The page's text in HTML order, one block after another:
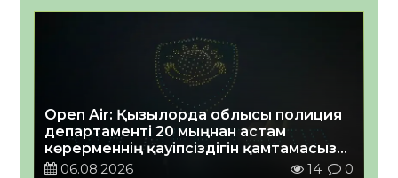
Open Air: Қызылорда облысы полиция
департаменті 20 мыңнан астам
көрерменнің қауіпсіздігін қамтамасыз
етті06.08.2026 14 0